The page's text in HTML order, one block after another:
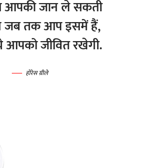
आपकी जान ले सकती
जब तक आप इसमें हैं,
जीवित रखेगी.
होरेस ग्रीले